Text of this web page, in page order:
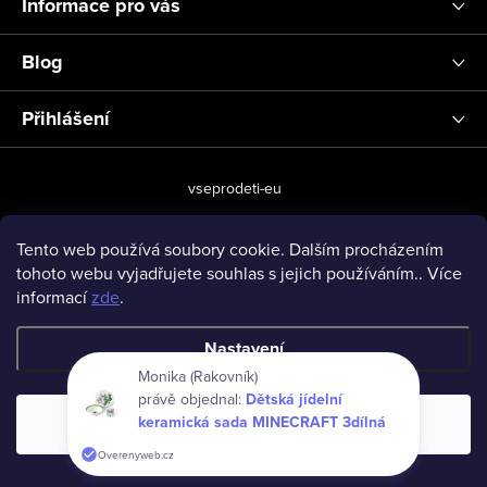
Tento web používá soubory cookie. Dalším procházením
tohoto webu vyjadřujete souhlas s jejich používáním.. Více
informacízde.
Nastavení
Souhlasím
Blog
Přihlášení
vseprodeti-eu
Copyright 2026www.vseprodeti.eu. Všechna práva vyhrazena.
Monika (Rakovník)
právě objednal: Dětská jídelní
keramická sada MINECRAFT 3dílná
Overenyweb.cz